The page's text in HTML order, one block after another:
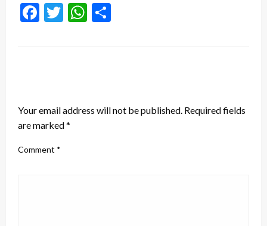
Facebook
TwitterWhatsApp
Your email address will not be published. Required fields
are marked*
Comment *